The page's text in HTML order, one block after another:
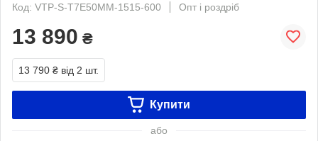
Код: VTP-S-Т7Е50ММ-1515-600
Опт і роздріб
13 890 ₴
13 790 ₴ від 2 шт.
Купити
або